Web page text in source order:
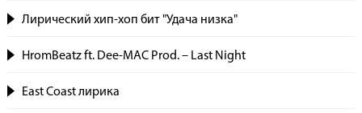
Лирический хип-хоп бит "Удача низка"
HromBeatz ft. Dee-MAC Prod. – Last Night
East Coast лирика